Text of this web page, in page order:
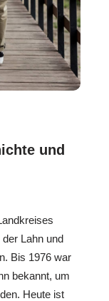
und
Lahn und
Bis 1976 war
bekannt, um
Heute ist